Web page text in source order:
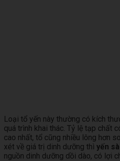
Loại tổ yến này thường có kích
quá trình khai thác. Tỷ lệ tạp chất
cao nhất, tổ cũng nhiều lông hơn
xét về giá trị dinh dưỡng thì yến
nguồn dinh dưỡng dồi dào, có lợi